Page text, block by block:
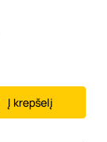
Į krepšelį